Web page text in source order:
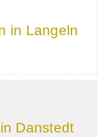
in Langeln
Danstedt